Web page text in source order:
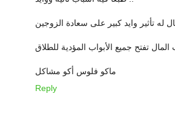
ماكو فلوس أكو مشاكل
Reply